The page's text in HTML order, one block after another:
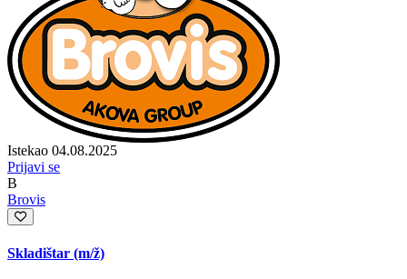
Istekao 04.08.2025
Prijavi se
B
Brovis
Skladištar (m/ž)